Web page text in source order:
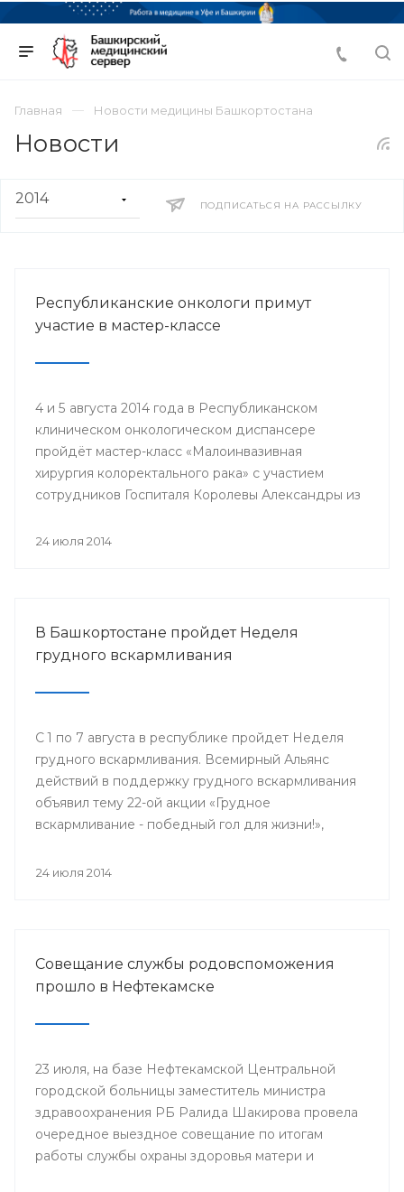
Главная Новости медицины Башкортостана
Новости
ПОДПИСАТЬСЯ НА РАССЫЛКУ
Республиканские онкологи примут
участие в мастер-классе
4 и 5 августа 2014 года в Республиканском
клиническом онкологическом диспансере
пройдёт мастер-класс «Малоинвазивная
хирургия колоректального рака» с участием
сотрудников Госпиталя Королевы Александры из
24 июля 2014
В Башкортостане пройдет Неделя
грудного вскармливания
С 1 по 7 августа в республике пройдет Неделя
грудного вскармливания. Всемирный Альянс
действий в поддержку грудного вскармливания
объявил тему 22-ой акции «Грудное
вскармливание - победный гол для жизни!»,
мира по футболу.
24 июля 2014
Совещание службы родовспоможения
прошло в Нефтекамске
23 июля, на базе Нефтекамской Центральной
городской больницы заместитель министра
здравоохранения РБ Ралида Шакирова провела
очередное выездное совещание по итогам
работы службы охраны здоровья матери и